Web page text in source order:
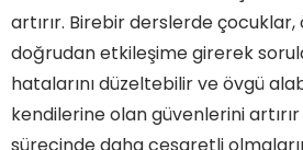
artırır. Birebir derslerde
doğrudan etkileşime girerek
hatalarını düzeltebilir ve övgü
kendilerine olan güvenlerini
sürecinde daha cesaretli